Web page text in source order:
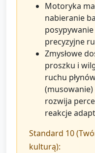
Motoryka
nabieranie
precyzyjne
Zmysłowe
proszku i
ruchu
(musowanie)
rozwija
reakcje
Standard 10
kulturą):